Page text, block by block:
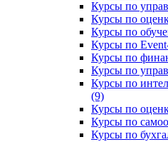
Курсы по
Курсы по
Курсы по
Курсы по
Курсы по
Курсы по
Курсы по
(9)
Курсы по
Курсы по
Курсы по